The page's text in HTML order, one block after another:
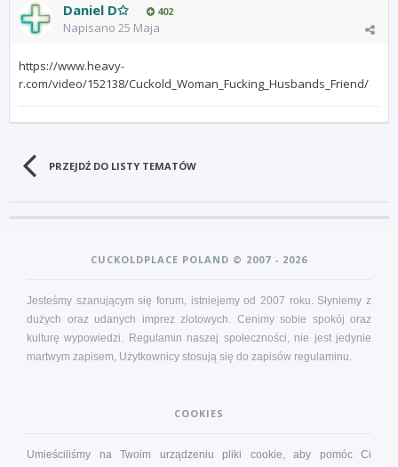
Daniel D✩ 402
Napisano 25 Maja
https://www.heavy-
r.com/video/152138/Cuckold_Woman_Fucking_Husbands_Friend/
PRZEJDŹ DO LISTY TEMATÓW
CUCKOLDPLACE POLAND © 2007 - 2026
Jesteśmy szanującym się forum, istniejemy od 2007 roku. Słyniemy z
dużych oraz udanych imprez zlotowych. Cenimy sobie spokój oraz
kulturę wypowiedzi. Regulamin naszej społeczności, nie jest jedynie
martwym zapisem, Użytkownicy stosują się do zapisów regulaminu.
COOKIES
Umieściliśmy na Twoim urządzeniu pliki cookie, aby pomóc Ci